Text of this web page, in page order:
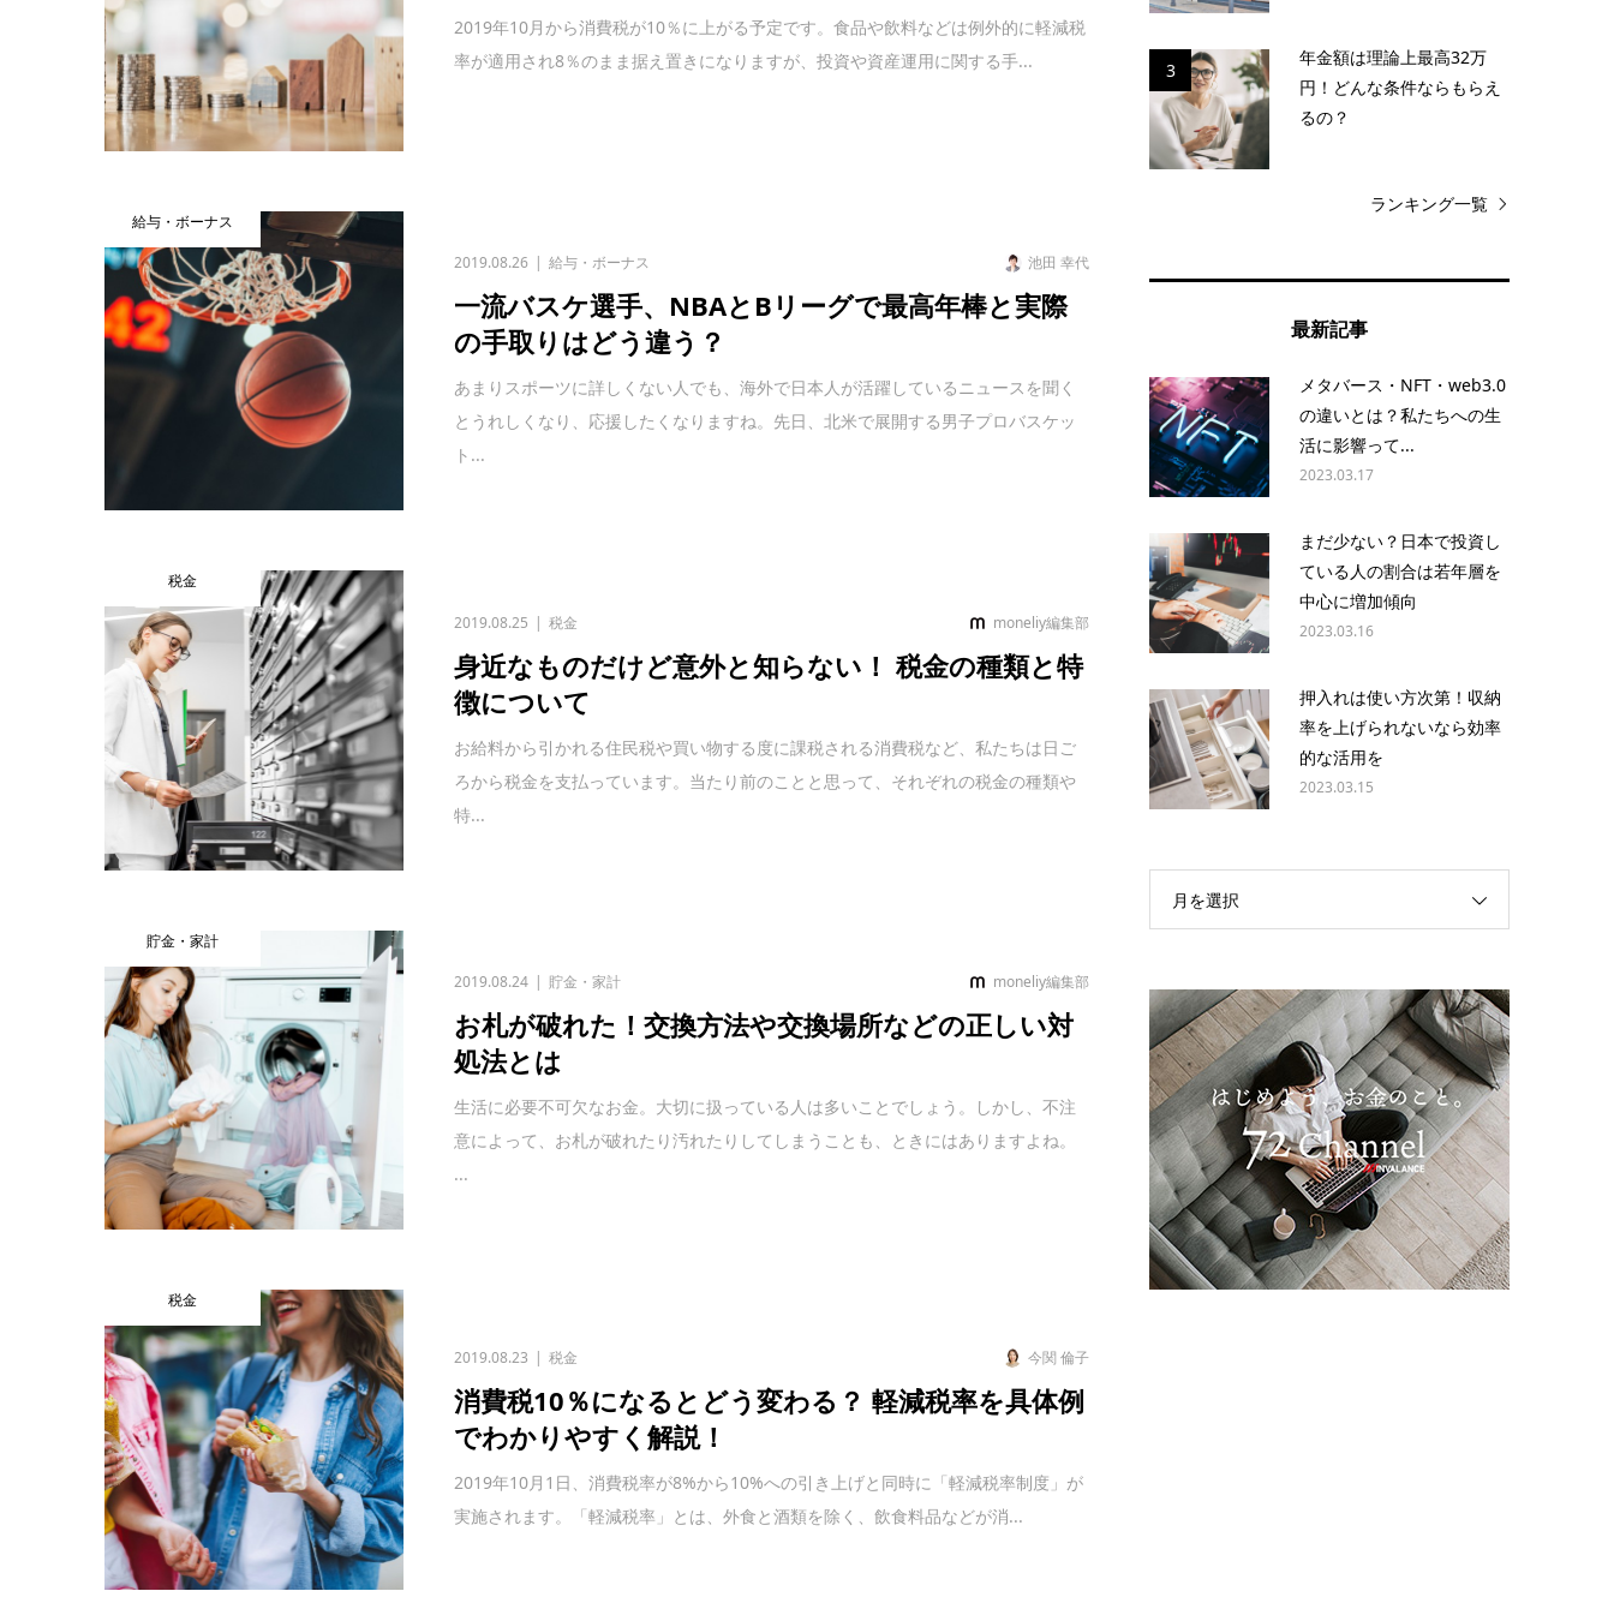
2019年10月から消費税が10％に上がる予定です。食品や飲料などは例外的に軽減税
率が適用され8％のまま据え置きになりますが、投資や資産運用に関する手...
給与・ボーナス
2019.08.26 給与・ボーナス 池田 幸代
一流バスケ選手、NBAとBリーグで最高年棒と実際
の手取りはどう違う？
あまりスポーツに詳しくない人でも、海外で日本人が活躍しているニュースを聞く
とうれしくなり、応援したくなりますね。先日、北米で展開する男子プロバスケッ
ト...
税金
2019.08.25 税金 moneliy編集部
身近なものだけど意外と知らない！ 税金の種類と特
徴について
お給料から引かれる住民税や買い物する度に課税される消費税など、私たちは日ご
ろから税金を支払っています。当たり前のことと思って、それぞれの税金の種類や
特...
貯金・家計
2019.08.24 貯金・家計 moneliy編集部
お札が破れた！交換方法や交換場所などの正しい対
処法とは
生活に必要不可欠なお金。大切に扱っている人は多いことでしょう。しかし、不注
意によって、お札が破れたり汚れたりしてしまうことも、ときにはありますよね。
...
税金
2019.08.23 税金 今関 倫子
消費税10％になるとどう変わる？ 軽減税率を具体例
でわかりやすく解説！
2019年10月1日、消費税率が8%から10%への引き上げと同時に「軽減税率制度」が
実施されます。「軽減税率」とは、外食と酒類を除く、飲食料品などが消...
3
年金額は理論上最高32万
円！どんな条件ならもらえ
るの？
ランキング一覧
最新記事
メタバース・NFT・web3.0
の違いとは？私たちへの生
活に影響って...
2023.03.17
まだ少ない？日本で投資し
ている人の割合は若年層を
中心に増加傾向
2023.03.16
押入れは使い方次第！収納
率を上げられないなら効率
的な活用を
2023.03.15
月を選択